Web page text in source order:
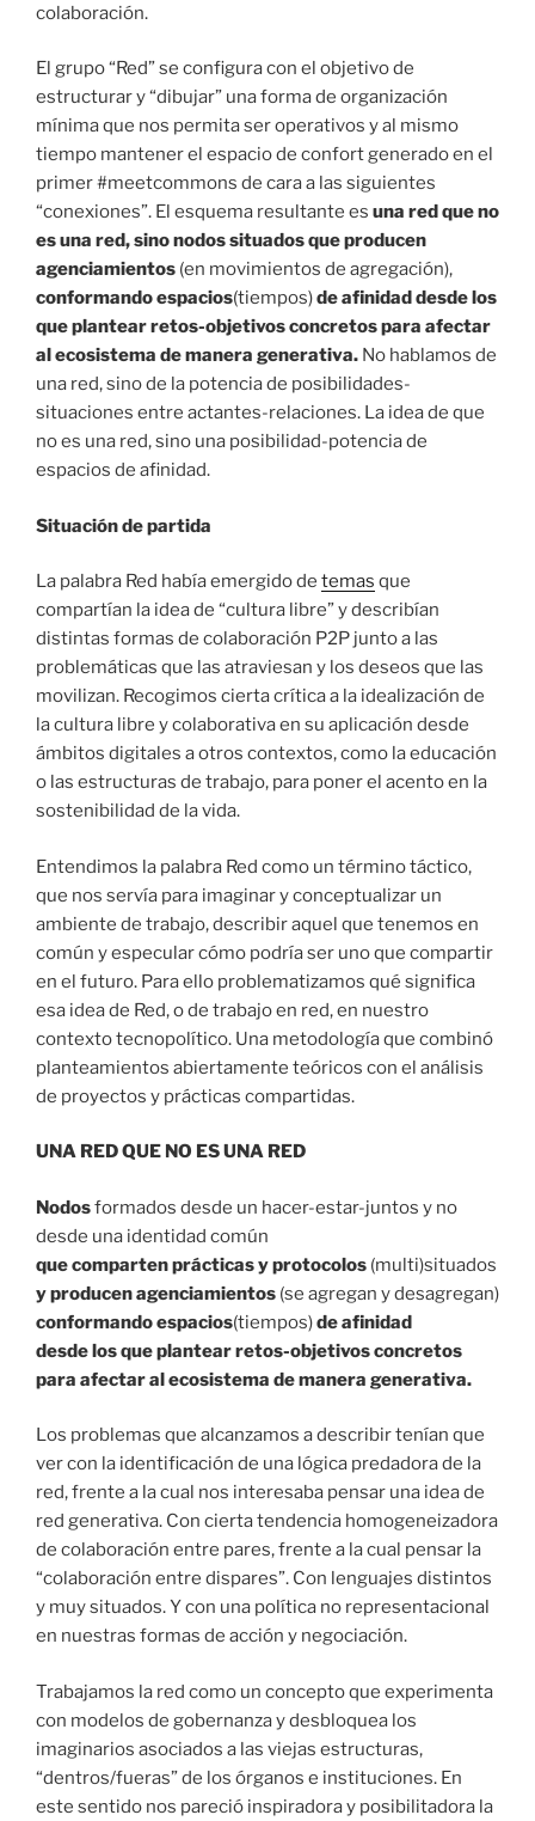
colaboración.
El grupo “Red” se configura con el objetivo de
estructurar y “dibujar” una forma de organización
mínima que nos permita ser operativos y al mismo
tiempo mantener el espacio de confort generado en el
primer #meetcommons de cara a las siguientes
“conexiones”. El esquema resultante es una red que no
es una red, sinonodos situados que producen
agenciamientos (en movimientos de agregación),
conformando espacios(tiempos)de afinidad desde los
que plantear retos-objetivos concretos para afectar
al ecosistema de manera generativa. No hablamos de
una red, sino de la potencia de posibilidades-
situaciones entre actantes-relaciones. La idea de que
no es una red, sino una posibilidad-potencia de
espacios de afinidad.
Situación de partida
La palabra Red había emergido de temas que
compartían la idea de “cultura libre” y describían
distintas formas de colaboración P2P junto a las
problemáticas que las atraviesan y los deseos que las
movilizan. Recogimos cierta crítica a la idealización de
la cultura libre y colaborativa en su aplicación desde
ámbitos digitales a otros contextos, como la educación
o las estructuras de trabajo, para poner el acento en la
sostenibilidad de la vida.
Entendimos la palabra Red como un término táctico,
que nos servía para imaginar y conceptualizar un
ambiente de trabajo, describir aquel que tenemos en
común y especular cómo podría ser uno que compartir
en el futuro. Para ello problematizamos qué significa
esa idea de Red, o de trabajo en red, en nuestro
contexto tecnopolítico. Una metodología que combinó
planteamientos abiertamente teóricos con el análisis
de proyectos y prácticas compartidas.
UNA RED QUE NO ES UNA RED
Nodosformados desde un hacer-estar-juntos y no
desde una identidad común
que comparten prácticas y protocolos (multi)situados
y producen agenciamientos (se agregan y desagregan)
conformando espacios(tiempos)de afinidad
desde los que plantear retos-objetivos concretos
para afectar al ecosistema de manera generativa.
Los problemas que alcanzamos a describir tenían que
ver con la identificación de una lógica predadora de la
red, frente a la cual nos interesaba pensar una idea de
red generativa. Con cierta tendencia homogeneizadora
de colaboración entre pares, frente a la cual pensar la
“colaboración entre dispares”. Con lenguajes distintos
y muy situados. Y con una política no representacional
en nuestras formas de acción y negociación.
Trabajamos la red como un concepto que experimenta
con modelos de gobernanza y desbloquea los
imaginarios asociados a las viejas estructuras,
“dentros/fueras” de los órganos e instituciones. En
este sentido nos pareció inspiradora y posibilitadora la